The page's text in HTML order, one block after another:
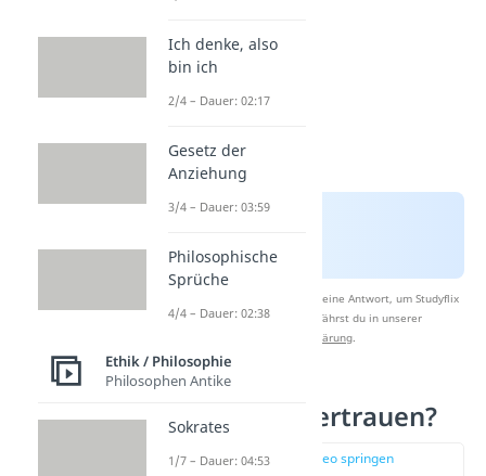
Nach Beantwortung speichern wir deine Antwort, um Studyflix
zu verbessern. Mehr dazu erfährst du in unserer
Datenschutzerklärung.
Wie entsteht Vertrauen?
zur Stelle im Video springen
Ich denke, also
bin ich
2/4 – Dauer: 02:17
Gesetz der
Anziehung
3/4 – Dauer: 03:59
Philosophische
Sprüche
4/4 – Dauer: 02:38
Ethik / Philosophie
Philosophen Antike
Sokrates
1/7 – Dauer: 04:53